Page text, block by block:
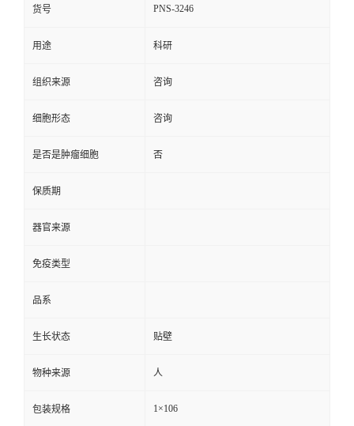
货号 PNS-3246
用途 科研
组织来源 咨询
细胞形态 咨询
是否是肿瘤细胞 否
保质期
器官来源
免疫类型
品系
生长状态 贴壁
物种来源 人
包装规格 1×106